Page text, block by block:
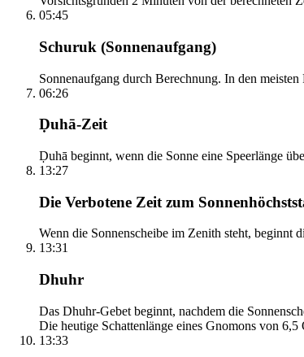
05:45
Schuruk (Sonnenaufgang)
Sonnenaufgang durch Berechnung. In den
06:26
Ḍuhā-Zeit
Ḍuhā beginnt, wenn die Sonne eine Speerlänge
13:27
Die Verbotene Zeit zum
Wenn die Sonnenscheibe im Zenith steht,
13:31
Dhuhr
Das Dhuhr-Gebet beginnt, nachdem die
Die heutige Schattenlänge eines Gnomons von 6,5
13:33